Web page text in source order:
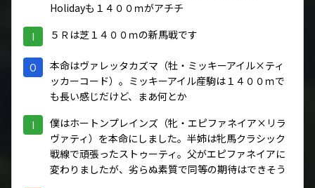
Holidayも１４００ｍがアチチ
I ５Ｒは芝１４００ｍの新馬戦です
O
本命はヴァレッタカズマ（牡・ミッキーアイル×ティ
ッカーコード）。ミッキーアイル産駒は１４００ｍで
も長い感じだけど、まあ何とか
I
僕はホートンプレインズ（牝・エピファネイア×リラ
ヴァティ）を本命にしました。半姉は牝馬クラシック
戦線で頑張ったストゥーティ。父がエピファネイアに
変わりましたが、劣らぬ素質で同等の期待はできそう